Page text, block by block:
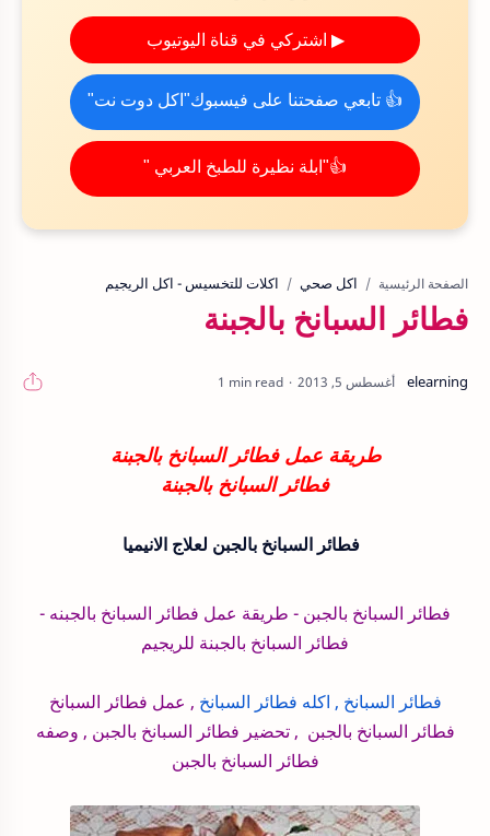
▶ اشتركي في قناة اليوتيوب
👍 تابعي صفحتنا على فيسبوك"اكل دوت نت"
👍"ابلة نظيرة للطبخ العربي "
الصفحة الرئيسية اكل صحي اكلات للتخسيس - اكل الريجيم
فطائر السبانخ بالجبنة
1 min read
طريقة عمل فطائر السبانخ بالجبنة
فطائر السبانخ بالجبنة
فطائر السبانخ بالجبن لعلاج الانيميا
فطائر السبانخ بالجبن - طريقة عمل فطائر السبانخ بالجبنه -
فطائر السبانخ بالجبنة للريجيم
فطائر السبانخ , اكله فطائر السبانخ , عمل فطائر السبانخ
فطائر السبانخ بالجبن , تحضير فطائر السبانخ بالجبن , وصفه
فطائر السبانخ بالجبن